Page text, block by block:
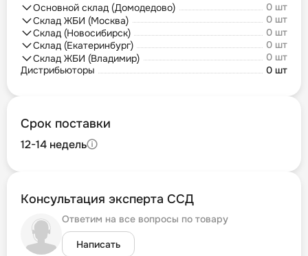
Основной склад (Домодедово)
0 шт
Склад ЖБИ (Москва)
0 шт
Склад (Новосибирск)
0 шт
Склад (Екатеринбург)
0 шт
Склад ЖБИ (Владимир)
0 шт
Дистрибьюторы
0 шт
Срок поставки
12-14 недель
Консультация эксперта ССД
Ответим на все вопросы по товару
Написать